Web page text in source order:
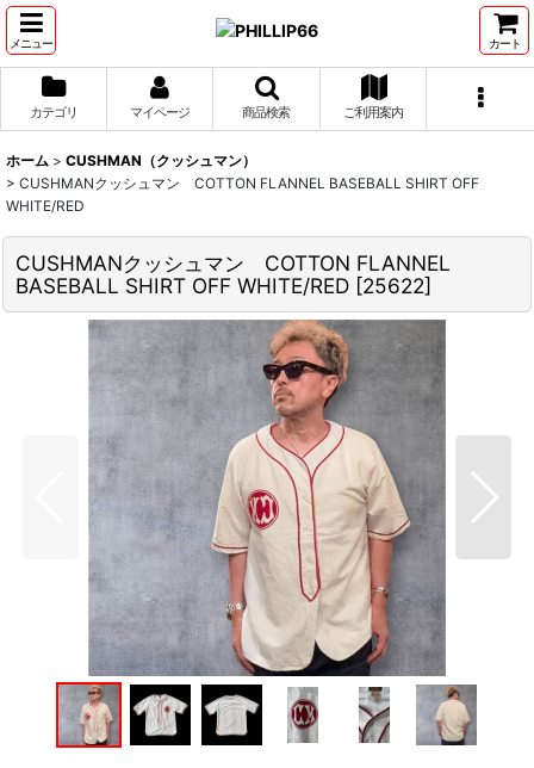
メニュー カート
カテゴリ マイページ 商品検索 ご利用案内
ホーム > CUSHMAN（クッシュマン）
> CUSHMANクッシュマン COTTON FLANNEL BASEBALL SHIRT OFF
WHITE/RED
CUSHMANクッシュマン COTTON FLANNEL
BASEBALL SHIRT OFF WHITE/RED [25622]